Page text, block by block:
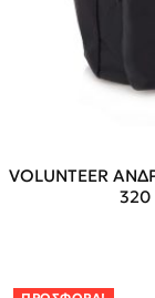
VOLUNTEER
320